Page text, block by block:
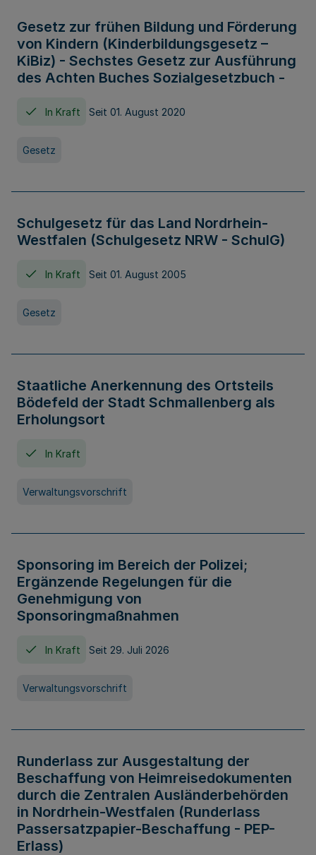
Gesetz zur frühen Bildung und Förderung
von Kindern (Kinderbildungsgesetz –
KiBiz) - Sechstes Gesetz zur Ausführung
des Achten Buches Sozialgesetzbuch -
In Kraft Seit 01. August 2020
Gesetz
Schulgesetz für das Land Nordrhein-
Westfalen (Schulgesetz NRW - SchulG)
In Kraft Seit 01. August 2005
Gesetz
Staatliche Anerkennung des Ortsteils
Bödefeld der Stadt Schmallenberg als
Erholungsort
In Kraft
Verwaltungsvorschrift
Sponsoring im Bereich der Polizei;
Ergänzende Regelungen für die
Genehmigung von
Sponsoringmaßnahmen
In Kraft Seit 29. Juli 2026
Verwaltungsvorschrift
Runderlass zur Ausgestaltung der
Beschaffung von Heimreisedokumenten
durch die Zentralen Ausländerbehörden
in Nordrhein-Westfalen (Runderlass
Passersatzpapier-Beschaffung - PEP-
Erlass)